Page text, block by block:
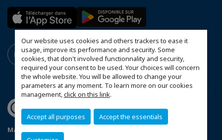
Our website uses cookies and others trackers to ease it
usage, improve its performance and security. Some
cookies, that don't involved functionnality and security,
required your consent to be used. Your choices will concern
the whole website. You will be allowed to change your
parameters at any moment. To learn more on our cookies
management,click on this link.
Accept all purposes Accept the essentials
Mapa witryny